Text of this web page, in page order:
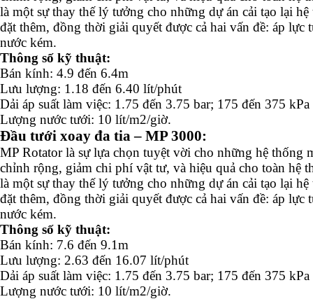
là một sự thay thế lý tưởng cho những dự án cải tạo lại
đặt thêm, đồng thời giải quyết được cả hai vấn đề: áp lực
nước kém.
Thông số kỹ thuật:
Bán kính: 4.9 đến 6.4m
Lưu lượng: 1.18 đến 6.40 lít/phút
Dải áp suất làm việc: 1.75 đến 3.75 bar; 175 đến 375 kPa
Lượng nước tưới: 10 lít/m2/giờ.
Đầu tưới xoay đa tia – MP 3000:
MP Rotator là sự lựa chọn tuyệt vời cho những hệ thống
chỉnh rộng, giảm chi phí vật tư, và hiệu quả cho toàn hệ
là một sự thay thế lý tưởng cho những dự án cải tạo lại
đặt thêm, đồng thời giải quyết được cả hai vấn đề: áp lực
nước kém.
Thông số kỹ thuật:
Bán kính: 7.6 đến 9.1m
Lưu lượng: 2.63 đến 16.07 lít/phút
Dải áp suất làm việc: 1.75 đến 3.75 bar; 175 đến 375 kPa
Lượng nước tưới: 10 lít/m2/giờ.